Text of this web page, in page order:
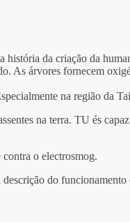
da criação da
As árvores fornecem
na região da
na terra. TU és
o electrosmog.
do funcionamento